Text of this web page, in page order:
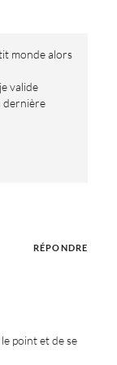
monde alors
valide
dernière
point et de se
RÉPONDRE